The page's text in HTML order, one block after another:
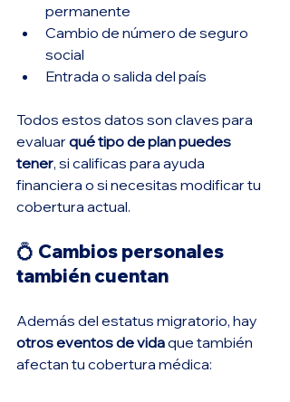
permanente
Cambio de número de seguro
social
Entrada o salida del país
Todos estos datos son claves para
evaluar qué tipo de plan puedes
tener, si calificas para ayuda
financiera o si necesitas modificar tu
cobertura actual.
💍 Cambios personales
también cuentan
Además del estatus migratorio, hay
otros eventos de vida que también
afectan tu cobertura médica: